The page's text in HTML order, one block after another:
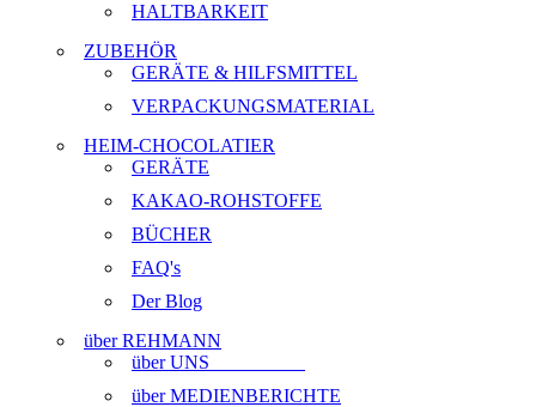
HALTBARKEIT
ZUBEHÖR
GERÄTE & HILFSMITTEL
VERPACKUNGSMATERIAL
HEIM-CHOCOLATIER
GERÄTE
KAKAO-ROHSTOFFE
BÜCHER
FAQ's
Der Blog
über REHMANN
über UNS
über MEDIENBERICHTE